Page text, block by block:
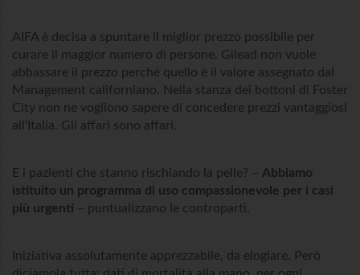
AIFA è decisa a spuntare il miglior prezzo possibile per
curare il maggior numero di persone. Gilead non vuole
abbassare il prezzo perché quello è il valore assegnato dal
Management californiano. Nella stanza dei bottoni di Foster
City non ne vogliono sapere di concedere prezzi vantaggiosi
all’Italia. Gli affari sono affari.
E i pazienti che stanno rischiando la pelle? – Abbiamo
istituito un programma di uso compassionevole per i casi
più urgenti – puntualizzano le controparti.
Iniziativa assolutamente apprezzabile, da elogiare. Però